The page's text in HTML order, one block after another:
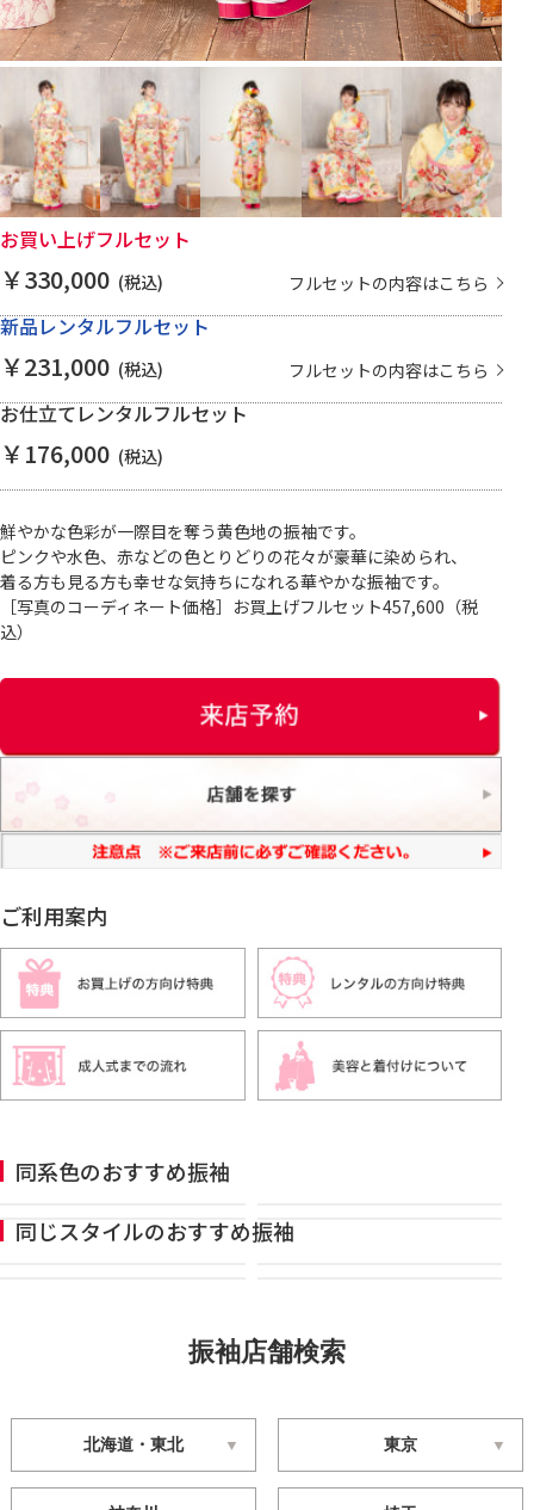
お買い上げフルセット
￥330,000 (税込) フルセットの内容はこちら
新品レンタルフルセット
￥231,000 (税込) フルセットの内容はこちら
お仕立てレンタルフルセット
￥176,000 (税込)
鮮やかな色彩が一際目を奪う黄色地の振袖です。
ピンクや水色、赤などの色とりどりの花々が豪華に染められ、
着る方も見る方も幸せな気持ちになれる華やかな振袖です。
［写真のコーディネート価格］お買上げフルセット457,600（税
込）
ご利用案内
同系色のおすすめ振袖
同じスタイルのおすすめ振袖
振袖店舗検索
北海道・東北 東京